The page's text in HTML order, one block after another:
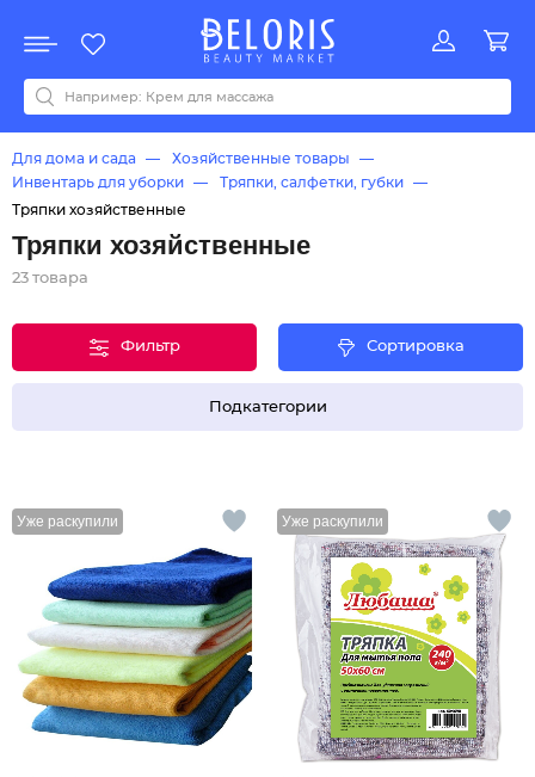
Акции
Все бренды
0-9ABCDEFGHIJKLMNOPQRSTUVWYZАБВДЗИМОКЛНПРСТУФ
Для дома и сада
Хозяйственные товары
Инвентарь для уборки
Тряпки, салфетки, губки
Тряпки хозяйственные
Тряпки хозяйственные
23 товара
Фильтр Сортировка
Подкатегории
Уже раскупили Уже раскупили